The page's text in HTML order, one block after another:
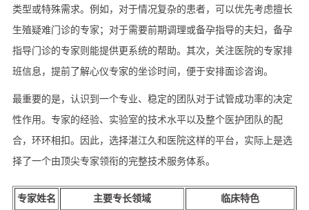
类型或特殊需求。例如，对于情况复杂的患者，可以优先考虑擅长
生殖疑难门诊的专家；对于需要前期调理或备孕指导的夫妇，备孕
指导门诊的专家则能提供更系统的帮助。其次，关注医院的专家排
班信息，提前了解心仪专家的坐诊时间，便于安排面诊咨询。
最重要的是，认识到一个专业、稳定的团队对于试管成功率的决定
性作用。专家的经验、实验室的技术水平以及整个医护团队的配
合，环环相扣。因此，选择湛江久和医院这样的平台，实际上是选
择了一个由顶尖专家领衔的完整技术服务体系。
专家姓名 主要专长领域 临床特色